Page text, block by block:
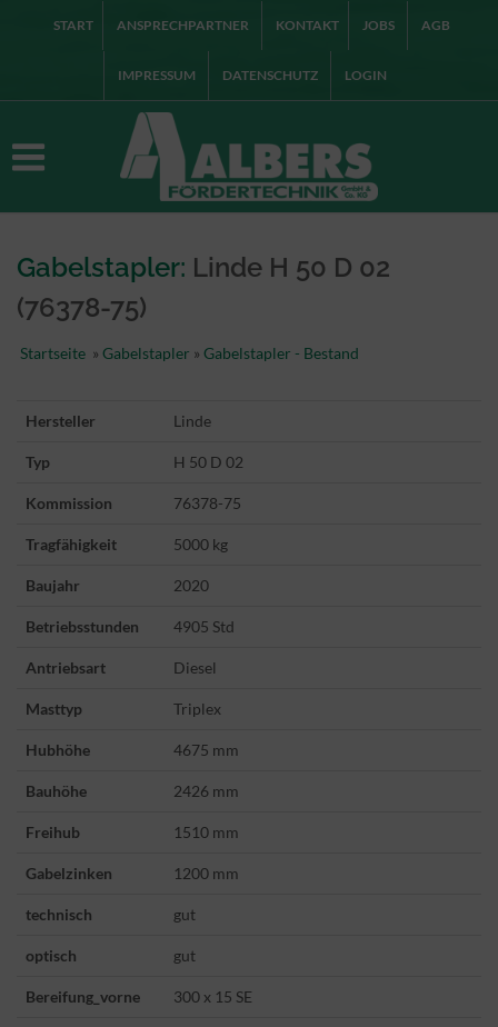
START ANSPRECHPARTNER KONTAKT JOBS AGB
IMPRESSUM DATENSCHUTZ LOGIN
Gabelstapler: Linde H 50 D 02
(76378-75)
Startseite » Gabelstapler » Gabelstapler - Bestand
Hersteller Linde
Typ H 50 D 02
Kommission 76378-75
Tragfähigkeit 5000 kg
Baujahr 2020
Betriebsstunden 4905 Std
Antriebsart Diesel
Masttyp Triplex
Hubhöhe 4675 mm
Bauhöhe 2426 mm
Freihub 1510 mm
Gabelzinken 1200 mm
technisch gut
optisch gut
Bereifung_vorne 300 x 15 SE